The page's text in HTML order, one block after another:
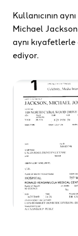
Kullanıcının
Michael
aynı
ediyor.